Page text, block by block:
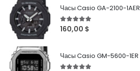
Часы Casio GA-2100-1AER
5out of 5
160,00 $
Часы Casio GM-5600-1ER